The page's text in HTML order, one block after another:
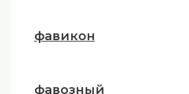
фавикон
фавозный